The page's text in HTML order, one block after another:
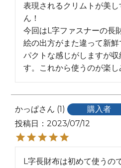
表現されるクリムトが美
ん！
今回はL字ファスナーの長
絵の出方がまた違って新
パクトな感じがしますが
す。これから使うのが楽し
かっぱ 1 購入者
投稿日
2023/07/12
L字長財布は初めて使うの